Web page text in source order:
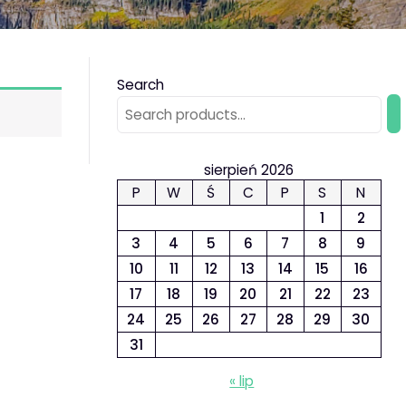
Search
sierpień 2026
P
W Ś C P S
N
1
2
3
4 5 6 7 8
9
10
11 12 13 14 15
16
17
18 19 20 21 22
23
24
25 26 27 28 29
30
31
« lip